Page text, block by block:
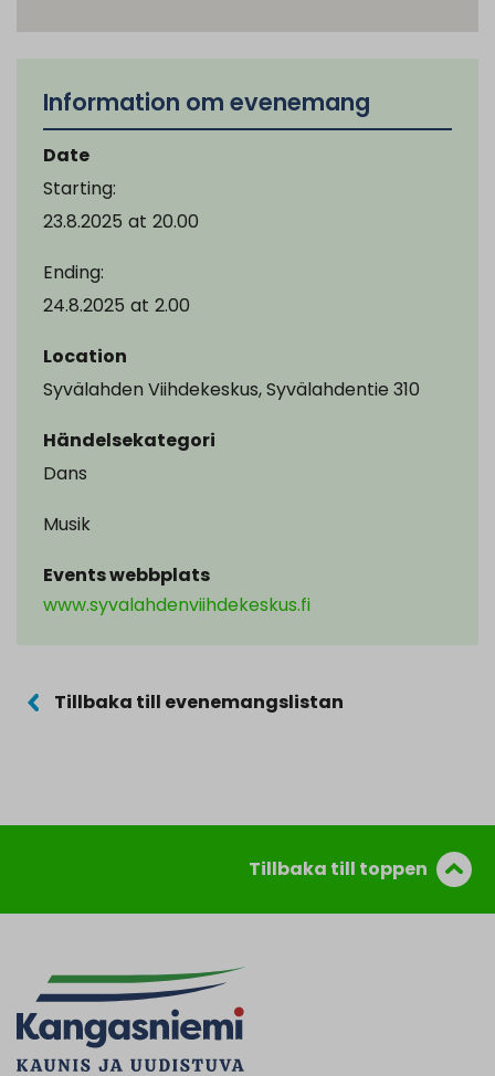
Information om evenemang
Date
Starting:
23.8.2025 at 20.00
Ending:
24.8.2025 at 2.00
Location
Syvälahden Viihdekeskus, Syvälahdentie 310
Händelsekategori
Dans
Musik
Events webbplats
www.syvalahdenviihdekeskus.fi
Tillbaka till evenemangslistan
Tillbaka till toppen